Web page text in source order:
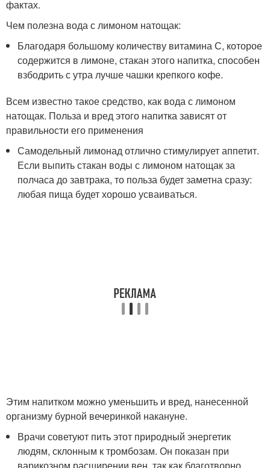
фактах.
Чем полезна вода с лимоном натощак:
Благодаря большому количеству витамина С, которое
содержится в лимоне, стакан этого напитка, способен
взбодрить с утра лучше чашки крепкого кофе.
Всем известно такое средство, как вода с лимоном
натощак. Польза и вред этого напитка зависят от
правильности его применения
Самодельный лимонад отлично стимулирует аппетит.
Если выпить стакан воды с лимоном натощак за
полчаса до завтрака, то польза будет заметна сразу:
любая пища будет хорошо усваиваться.
Этим напитком можно уменьшить и вред, нанесенной
организму бурной вечеринкой накануне.
Врачи советуют пить этот природный энергетик
людям, склонным к тромбозам. Он показан при